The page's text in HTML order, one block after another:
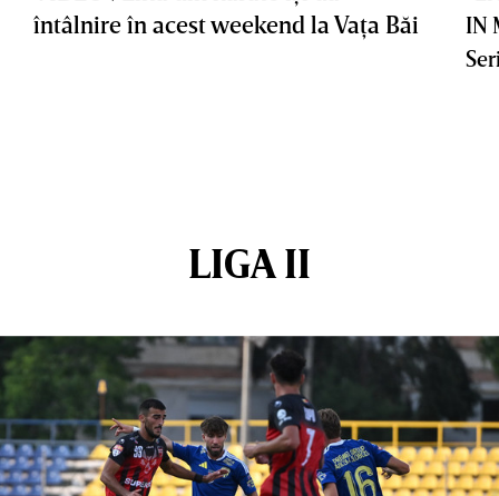
întâlnire în acest weekend la Vaţa Băi
IN
LIGA II